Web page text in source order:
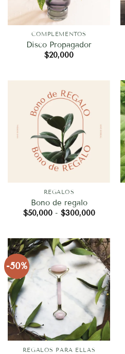
COMPLEMENTOS
Disco Propagador
$20,000
REGALOS
Bono de regalo
$50,000 - $300,000Rango
$50,000
hasta
$300,000
-50%
REGALOS PARA ELLAS